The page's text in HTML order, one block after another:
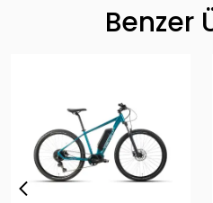
Benzer